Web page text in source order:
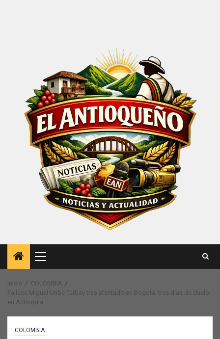
Menú
principal
Inicio
COLOMBIA
Fallece Miguel Uribe Turbay tras atentado en Bogotá: tres días de duelo
en Antioquia
COLOMBIA